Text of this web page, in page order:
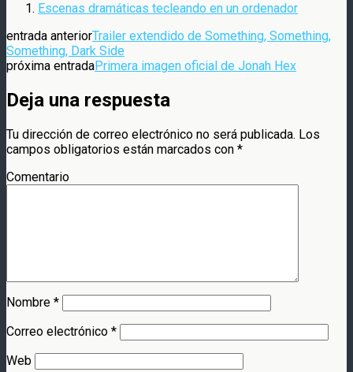
Escenas dramáticas tecleando en un ordenador
entrada anteriorTrailer extendido de Something, Something,
Something, Dark Side
próxima entradaPrimera imagen oficial de Jonah Hex
Deja una respuesta
Tu dirección de correo electrónico no será publicada. Los
campos obligatorios están marcados con *
Comentario
Nombre *
Correo electrónico *
Web